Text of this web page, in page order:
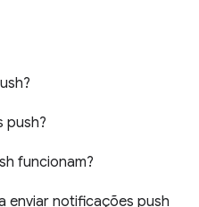
push?
funcionam?
enviar notificações push